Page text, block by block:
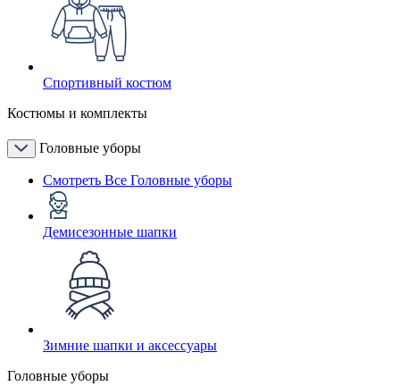
Спортивный костюм
Костюмы и комплекты
Головные уборы
Смотреть Все Головные уборы
Демисезонные шапки
Зимние шапки и аксессуары
Головные уборы